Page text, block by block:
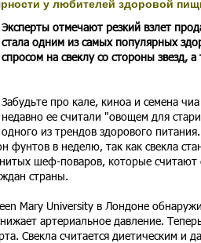
у любителей здоровой
Эксперты отмечают резкий взлет
стала одним из самых популярных
спросом на свеклу со стороны звезд,
Забудьте про кале, киноа и семена
недавно ее считали "овощем для
одного из трендов здорового
фунтов в неделю, так как свекла
шеф-поваров, которые
страны.
Mary University в Лондоне
артериальное давление.
Свекла считается диетическим и